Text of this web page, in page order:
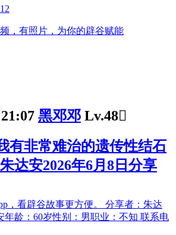
，有照片，为你的辟谷赋能
黑邓邓 Lv.48
有非常难治的遗传性结石
达安2026年6月8日分享
，看辟谷故事更方便。 分享者：朱达
年龄：60岁性别：男职业：不知 联系电